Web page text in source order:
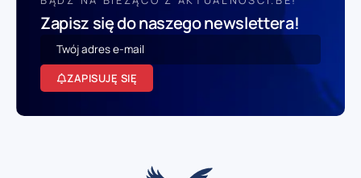
Zapisz się do naszego newslettera!
ZAPISUJĘ SIĘ